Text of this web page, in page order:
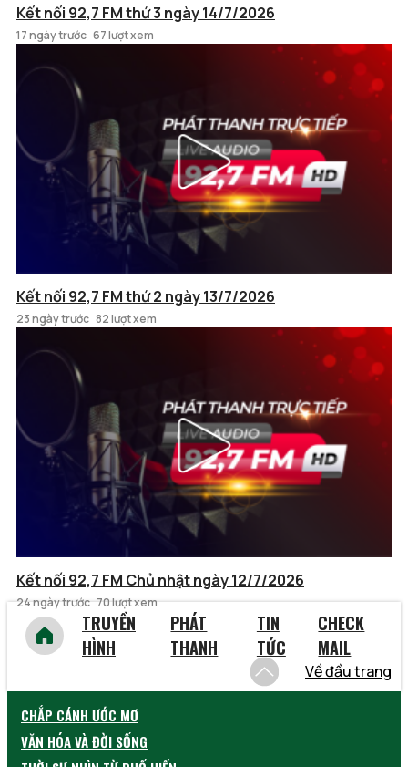
Kết nối 92,7 FM thứ 3 ngày 14/7/2026
17 ngày trước 67 lượt xem
Kết nối 92,7 FM thứ 2 ngày 13/7/2026
23 ngày trước 82 lượt xem
Kết nối 92,7 FM Chủ nhật ngày 12/7/2026
24 ngày trước 70 lượt xem
TRUYỀN
HÌNH
PHÁT
THANH
TIN
TỨC
CHECK
MAIL
Về đầu trang
CHẮP CÁNH ƯỚC MƠ
VĂN HÓA VÀ ĐỜI SỐNG